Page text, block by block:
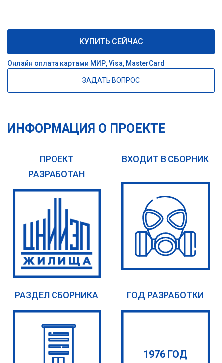
КУПИТЬ СЕЙЧАС
Онлайн оплата картами МИР, Visa, MasterCard
ЗАДАТЬ ВОПРОС
ИНФОРМАЦИЯ О ПРОЕКТЕ
ПРОЕКТ
РАЗРАБОТАН
ВХОДИТ В СБОРНИК
РАЗДЕЛ СБОРНИКА ГОД РАЗРАБОТКИ
1976 ГОД